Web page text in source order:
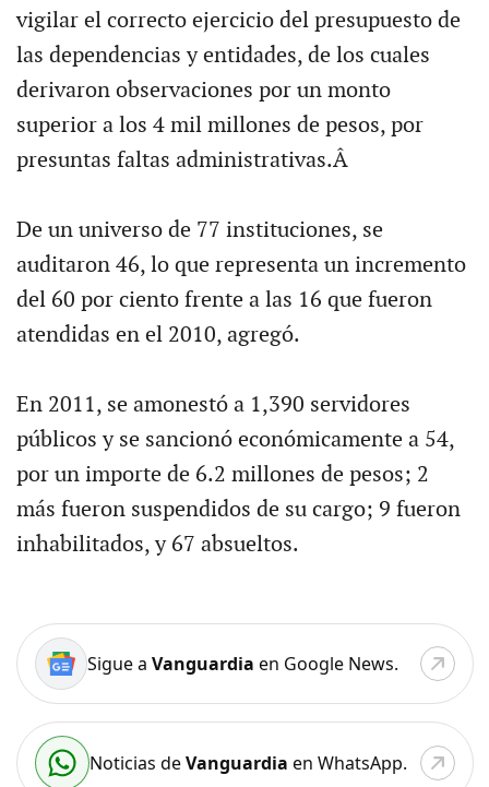
vigilar el correcto ejercicio del presupuesto de
las dependencias y entidades, de los cuales
derivaron observaciones por un monto
superior a los 4 mil millones de pesos, por
presuntas faltas administrativas.Â
De un universo de 77 instituciones, se
auditaron 46, lo que representa un incremento
del 60 por ciento frente a las 16 que fueron
atendidas en el 2010, agregó.
En 2011, se amonestó a 1,390 servidores
públicos y se sancionó económicamente a 54,
por un importe de 6.2 millones de pesos; 2
más fueron suspendidos de su cargo; 9 fueron
inhabilitados, y 67 absueltos.
Sigue a Vanguardia en Google News.
Noticias deVanguardia en WhatsApp.